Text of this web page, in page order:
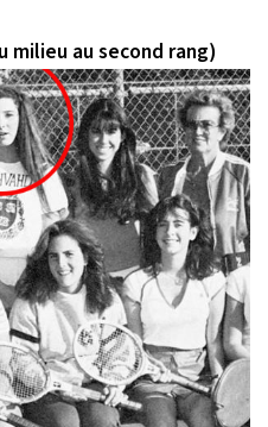
milieu au second rang)